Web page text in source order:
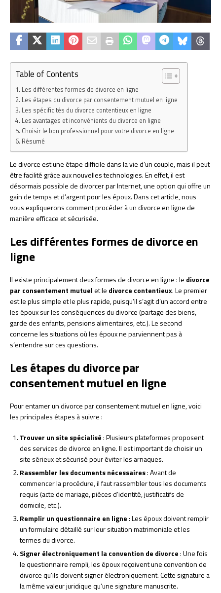
Table of Contents
Les différentes formes de divorce en ligne
Les étapes du divorce par consentement mutuel en ligne
Les spécificités du divorce contentieux en ligne
Les avantages et inconvénients du divorce en ligne
Choisir le bon professionnel pour votre divorce en ligne
Résumé
Le divorce est une étape difficile dans la vie d’un couple, mais il peut
être facilité grâce aux nouvelles technologies. En effet, il est
désormais possible de divorcer par Internet, une option qui offre un
gain de temps et d’argent pour les époux. Dans cet article, nous
vous expliquerons comment procéder à un divorce en ligne de
manière efficace et sécurisée.
Les différentes formes de divorce en
ligne
Il existe principalement deux formes de divorce en ligne : le divorce
par consentement mutuelet le divorce contentieux. Le premier
est le plus simple et le plus rapide, puisqu’il s’agit d’un accord entre
les époux sur les conséquences du divorce (partage des biens,
garde des enfants, pensions alimentaires, etc.). Le second
concerne les situations où les époux ne parviennent pas à
s’entendre sur ces questions.
Les étapes du divorce par
consentement mutuel en ligne
Pour entamer un divorce par consentement mutuel en ligne, voici
les principales étapes à suivre :
Trouver un site spécialisé: Plusieurs plateformes proposent
des services de divorce en ligne. Il est important de choisir un
site sérieux et sécurisé pour éviter les arnaques.
Rassembler les documents nécessaires: Avant de
commencer la procédure, il faut rassembler tous les documents
requis (acte de mariage, pièces d’identité, justificatifs de
domicile, etc.).
Remplir un questionnaire en ligne: Les époux doivent remplir
un formulaire détaillé sur leur situation matrimoniale et les
termes du divorce.
Signer électroniquement la convention de divorce: Une fois
le questionnaire rempli, les époux reçoivent une convention de
divorce qu’ils doivent signer électroniquement. Cette signature a
la même valeur juridique qu’une signature manuscrite.